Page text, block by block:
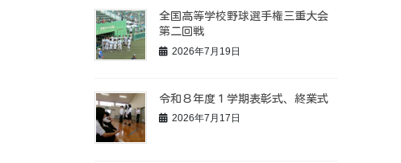
全国高等学校野球選手権三重大会
第二回戦
2026年7月19日
令和８年度１学期表彰式、終業式
2026年7月17日